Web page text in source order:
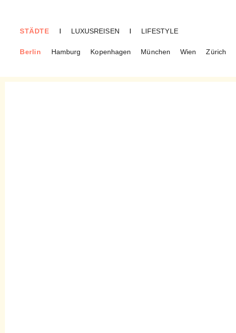
STÄDTE
Berlin Hamburg Kopenhagen München Wien Zürich
I LUXUSREISEN I LIFESTYLE